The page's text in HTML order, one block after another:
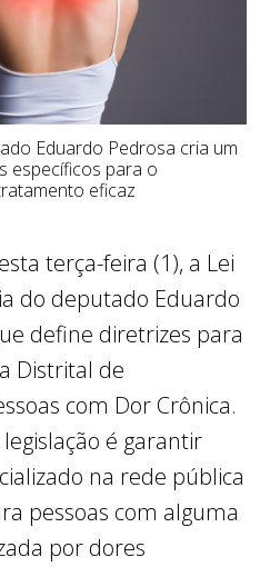
Eduardo Pedrosa cria um
específicos para o
eficaz
terça-feira (1), a Lei
do deputado Eduardo
define diretrizes para
Distrital de
com Dor Crônica.
é garantir
na rede pública
pessoas com alguma
por dores